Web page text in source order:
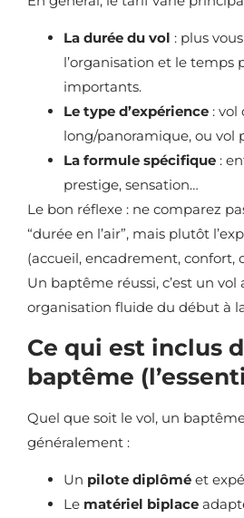
La durée du vol : plus
l’organisation et le temps
importants.
Le type d’expérience : vol
long/panoramique, ou vol
La formule spécifique :
prestige, sensation…
Le bon réflexe : ne comparez
“durée en l’air”, mais plutôt
(accueil, encadrement, confort,
Un baptême réussi, c’est un
organisation fluide du début à
Ce qui est inclus
baptême
Quel que soit le vol, un
généralement :
Un pilote diplômé et
Le matériel biplace